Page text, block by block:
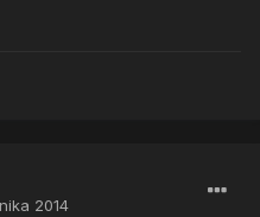
2014